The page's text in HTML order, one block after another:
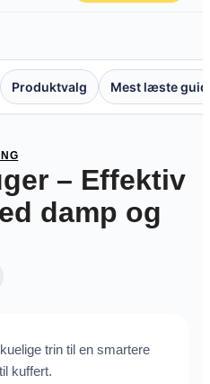
Produktvalg Mest læste
– Effektiv
damp og
trin til en smartere
kuffert.